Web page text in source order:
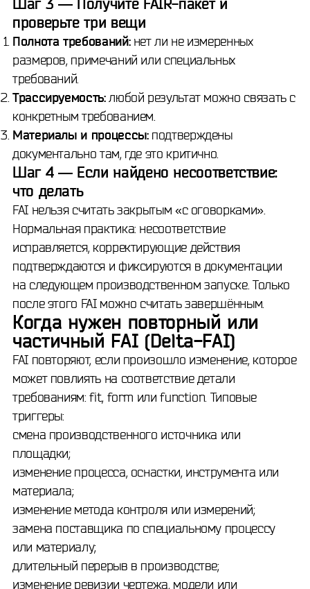
Шаг 3 — Получите FAIR-пакет и
проверьте три вещи
Полнота требований:нет ли не измеренных
размеров, примечаний или специальных
требований.
Трассируемость:любой результат можно связать с
конкретным требованием.
Материалы и процессы:подтверждены
документально там, где это критично.
Шаг 4 — Если найдено несоответствие:
что делать
FAI нельзя считать закрытым «с оговорками».
Нормальная практика: несоответствие
исправляется, корректирующие действия
подтверждаются и фиксируются в документации
на следующем производственном запуске. Только
после этого FAI можно считать завершённым.
Когда нужен повторный или
частичный FAI (Delta-FAI)
FAI повторяют, если произошло изменение, которое
может повлиять на соответствие детали
требованиям: fit, form или function. Типовые
триггеры:
смена производственного источника или
площадки;
изменение процесса, оснастки, инструмента или
материала;
изменение метода контроля или измерений;
замена поставщика по специальному процессу
или материалу;
длительный перерыв в производстве;
изменение ревизии чертежа, модели или